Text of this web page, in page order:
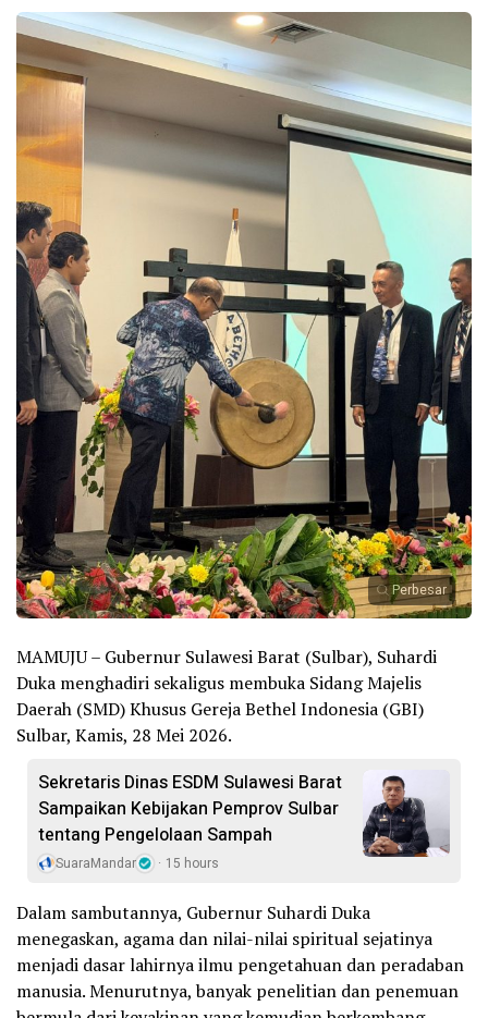
Perbesar
MAMUJU – Gubernur Sulawesi Barat (Sulbar), Suhardi
Duka menghadiri sekaligus membuka Sidang Majelis
Daerah (SMD) Khusus Gereja Bethel Indonesia (GBI)
Sulbar, Kamis, 28 Mei 2026.
Sekretaris Dinas ESDM Sulawesi Barat
Sampaikan Kebijakan Pemprov Sulbar
tentang Pengelolaan Sampah
SuaraMandar 15 hours
Dalam sambutannya, Gubernur Suhardi Duka
menegaskan, agama dan nilai-nilai spiritual sejatinya
menjadi dasar lahirnya ilmu pengetahuan dan peradaban
manusia. Menurutnya, banyak penelitian dan penemuan